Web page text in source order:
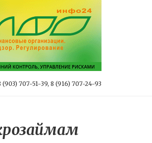
(903) 707-51-39, 8 (916) 707-24-93